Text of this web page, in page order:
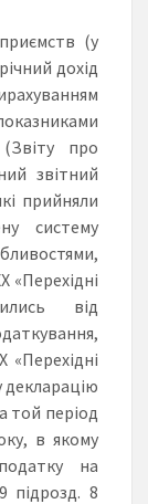
(у
дохід
про
звітний
прийняли
систему
«Перехідні
від
«Перехідні
той період
в якому
на
підрозд. 8